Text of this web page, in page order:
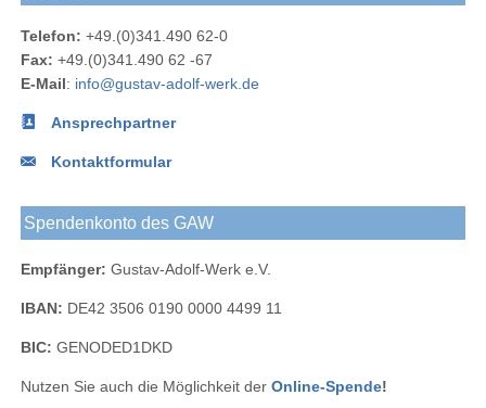
Telefon: +49.(0)341.490 62-0
Fax: +49.(0)341.490 62 -67
E-Mail: info@gustav-adolf-werk.de
Ansprechpartner
Kontaktformular
Spendenkonto des GAW
Empfänger: Gustav-Adolf-Werk e.V.
IBAN: DE42 3506 0190 0000 4499 11
BIC: GENODED1DKD
Nutzen Sie auch die Möglichkeit der Online-Spende!